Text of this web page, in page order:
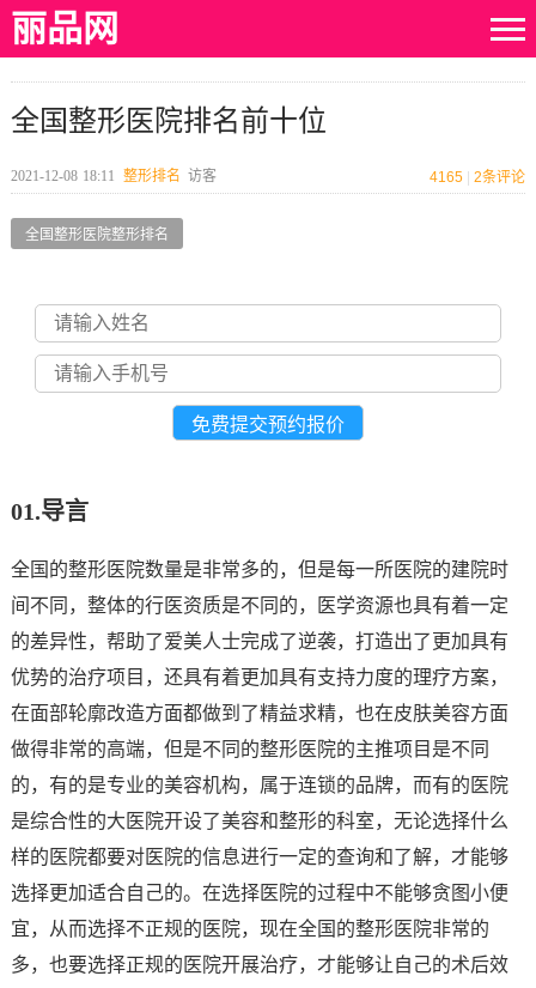
丽品网
全国整形医院排名前十位
2021-12-08 18:11 整形排名 访客 4165 2条评论
全国整形医院整形排名
01.导言
全国的整形医院数量是非常多的，但是每一所医院的建院时
间不同，整体的行医资质是不同的，医学资源也具有着一定
的差异性，帮助了爱美人士完成了逆袭，打造出了更加具有
优势的治疗项目，还具有着更加具有支持力度的理疗方案，
在面部轮廓改造方面都做到了精益求精，也在皮肤美容方面
做得非常的高端，但是不同的整形医院的主推项目是不同
的，有的是专业的美容机构，属于连锁的品牌，而有的医院
是综合性的大医院开设了美容和整形的科室，无论选择什么
样的医院都要对医院的信息进行一定的查询和了解，才能够
选择更加适合自己的。在选择医院的过程中不能够贪图小便
宜，从而选择不正规的医院，现在全国的整形医院非常的
多，也要选择正规的医院开展治疗，才能够让自己的术后效